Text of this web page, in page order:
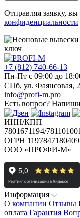
Отправляя заявку, вы
конфиденциальности
+7 (812) 740-66-13
Пн-Пт с 09:00 до
СПб, ул. Фаянсовая,
info@profi-m.pro
Есть вопрос?
ИНН/КПП
7801671194/781101001
ОГРН 1197847180409
ООО «ПРОФИ-М»
Информация
О компании Отзывы
оплата Гарантия